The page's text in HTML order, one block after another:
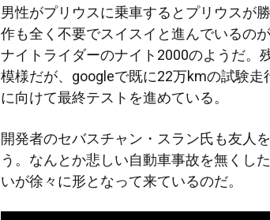
男性がプリウスに乗車するとプリウスが
作も全く不要でスイスイと進んでいるの
ナイトライダーのナイト2000のようだ。
模様だが、googleで既に22万kmの試験走
に向けて最終テストを進めている。
開発者のセバスチャン・スラン氏も友人
う。なんとか悲しい自動車事故を無くし
いが徐々に形となって来ているのだ。